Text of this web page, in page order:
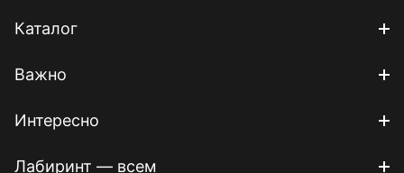
Каталог
Важно
Интересно
Лабиринт — всем